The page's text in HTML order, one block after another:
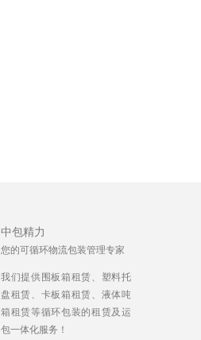
中包精力
您的可循环物流包装管理专家
我们提供围板箱租赁、塑料托
盘租赁、卡板箱租赁、液体吨
箱租赁等循环包装的租赁及运
包一体化服务！